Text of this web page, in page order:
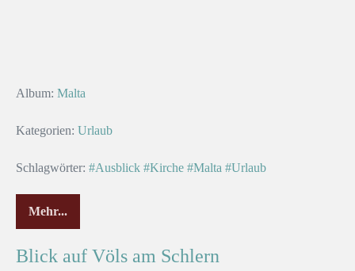
Album: Malta
Kategorien: Urlaub
Schlagwörter: #Ausblick #Kirche #Malta #Urlaub
Mehr...
Blick auf Völs am Schlern